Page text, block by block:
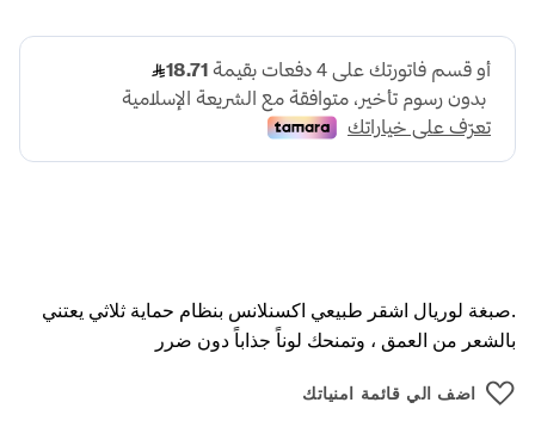
.صبغة لوريال اشقر طبيعي اكسنلانس بنظام حماية ثلاثي يعتني
بالشعر من العمق ، وتمنحك لوناً جذاباً دون ضرر
اضف الي قائمة امنياتك